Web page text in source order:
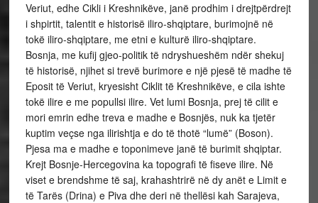
Veriut, edhe Cikli i Kreshnikëve, janë prodhim i drejtpërdrejt
i shpirtit, talentit e historisë iliro-shqiptare, burimojnë në
tokë iliro-shqiptare, me etni e kulturë iliro-shqiptare.
Bosnja, me kufij gjeo-politik të ndryshueshëm ndër shekuj
të historisë, njihet si trevë burimore e një pjesë të madhe të
Eposit të Veriut, kryesisht Ciklit të Kreshnikëve, e cila ishte
tokë ilire e me popullsi ilire. Vet lumi Bosnja, prej të cilit e
mori emrin edhe treva e madhe e Bosnjës, nuk ka tjetër
kuptim veçse nga ilirishtja e do të thotë “lumë” (Boson).
Pjesa ma e madhe e toponimeve janë të burimit shqiptar.
Krejt Bosnje-Hercegovina ka topografi të fiseve ilire. Në
viset e brendshme të saj, krahashtrirë në dy anët e Limit e
të Tarës (Drina) e Piva dhe deri në thellësi kah Sarajeva,